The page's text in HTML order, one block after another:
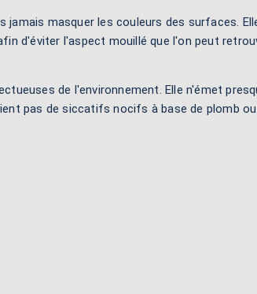
masquer les couleurs des surfaces.
d'éviter l'aspect mouillé que l'on peut
de l'environnement. Elle n'émet
pas de siccatifs nocifs à base de plomb